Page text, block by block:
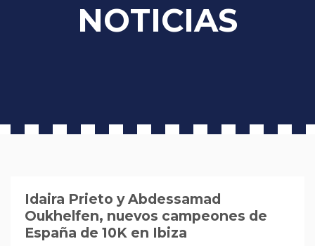
NOTICIAS
Idaira Prieto y Abdessamad
Oukhelfen, nuevos campeones de
España de 10K en Ibiza